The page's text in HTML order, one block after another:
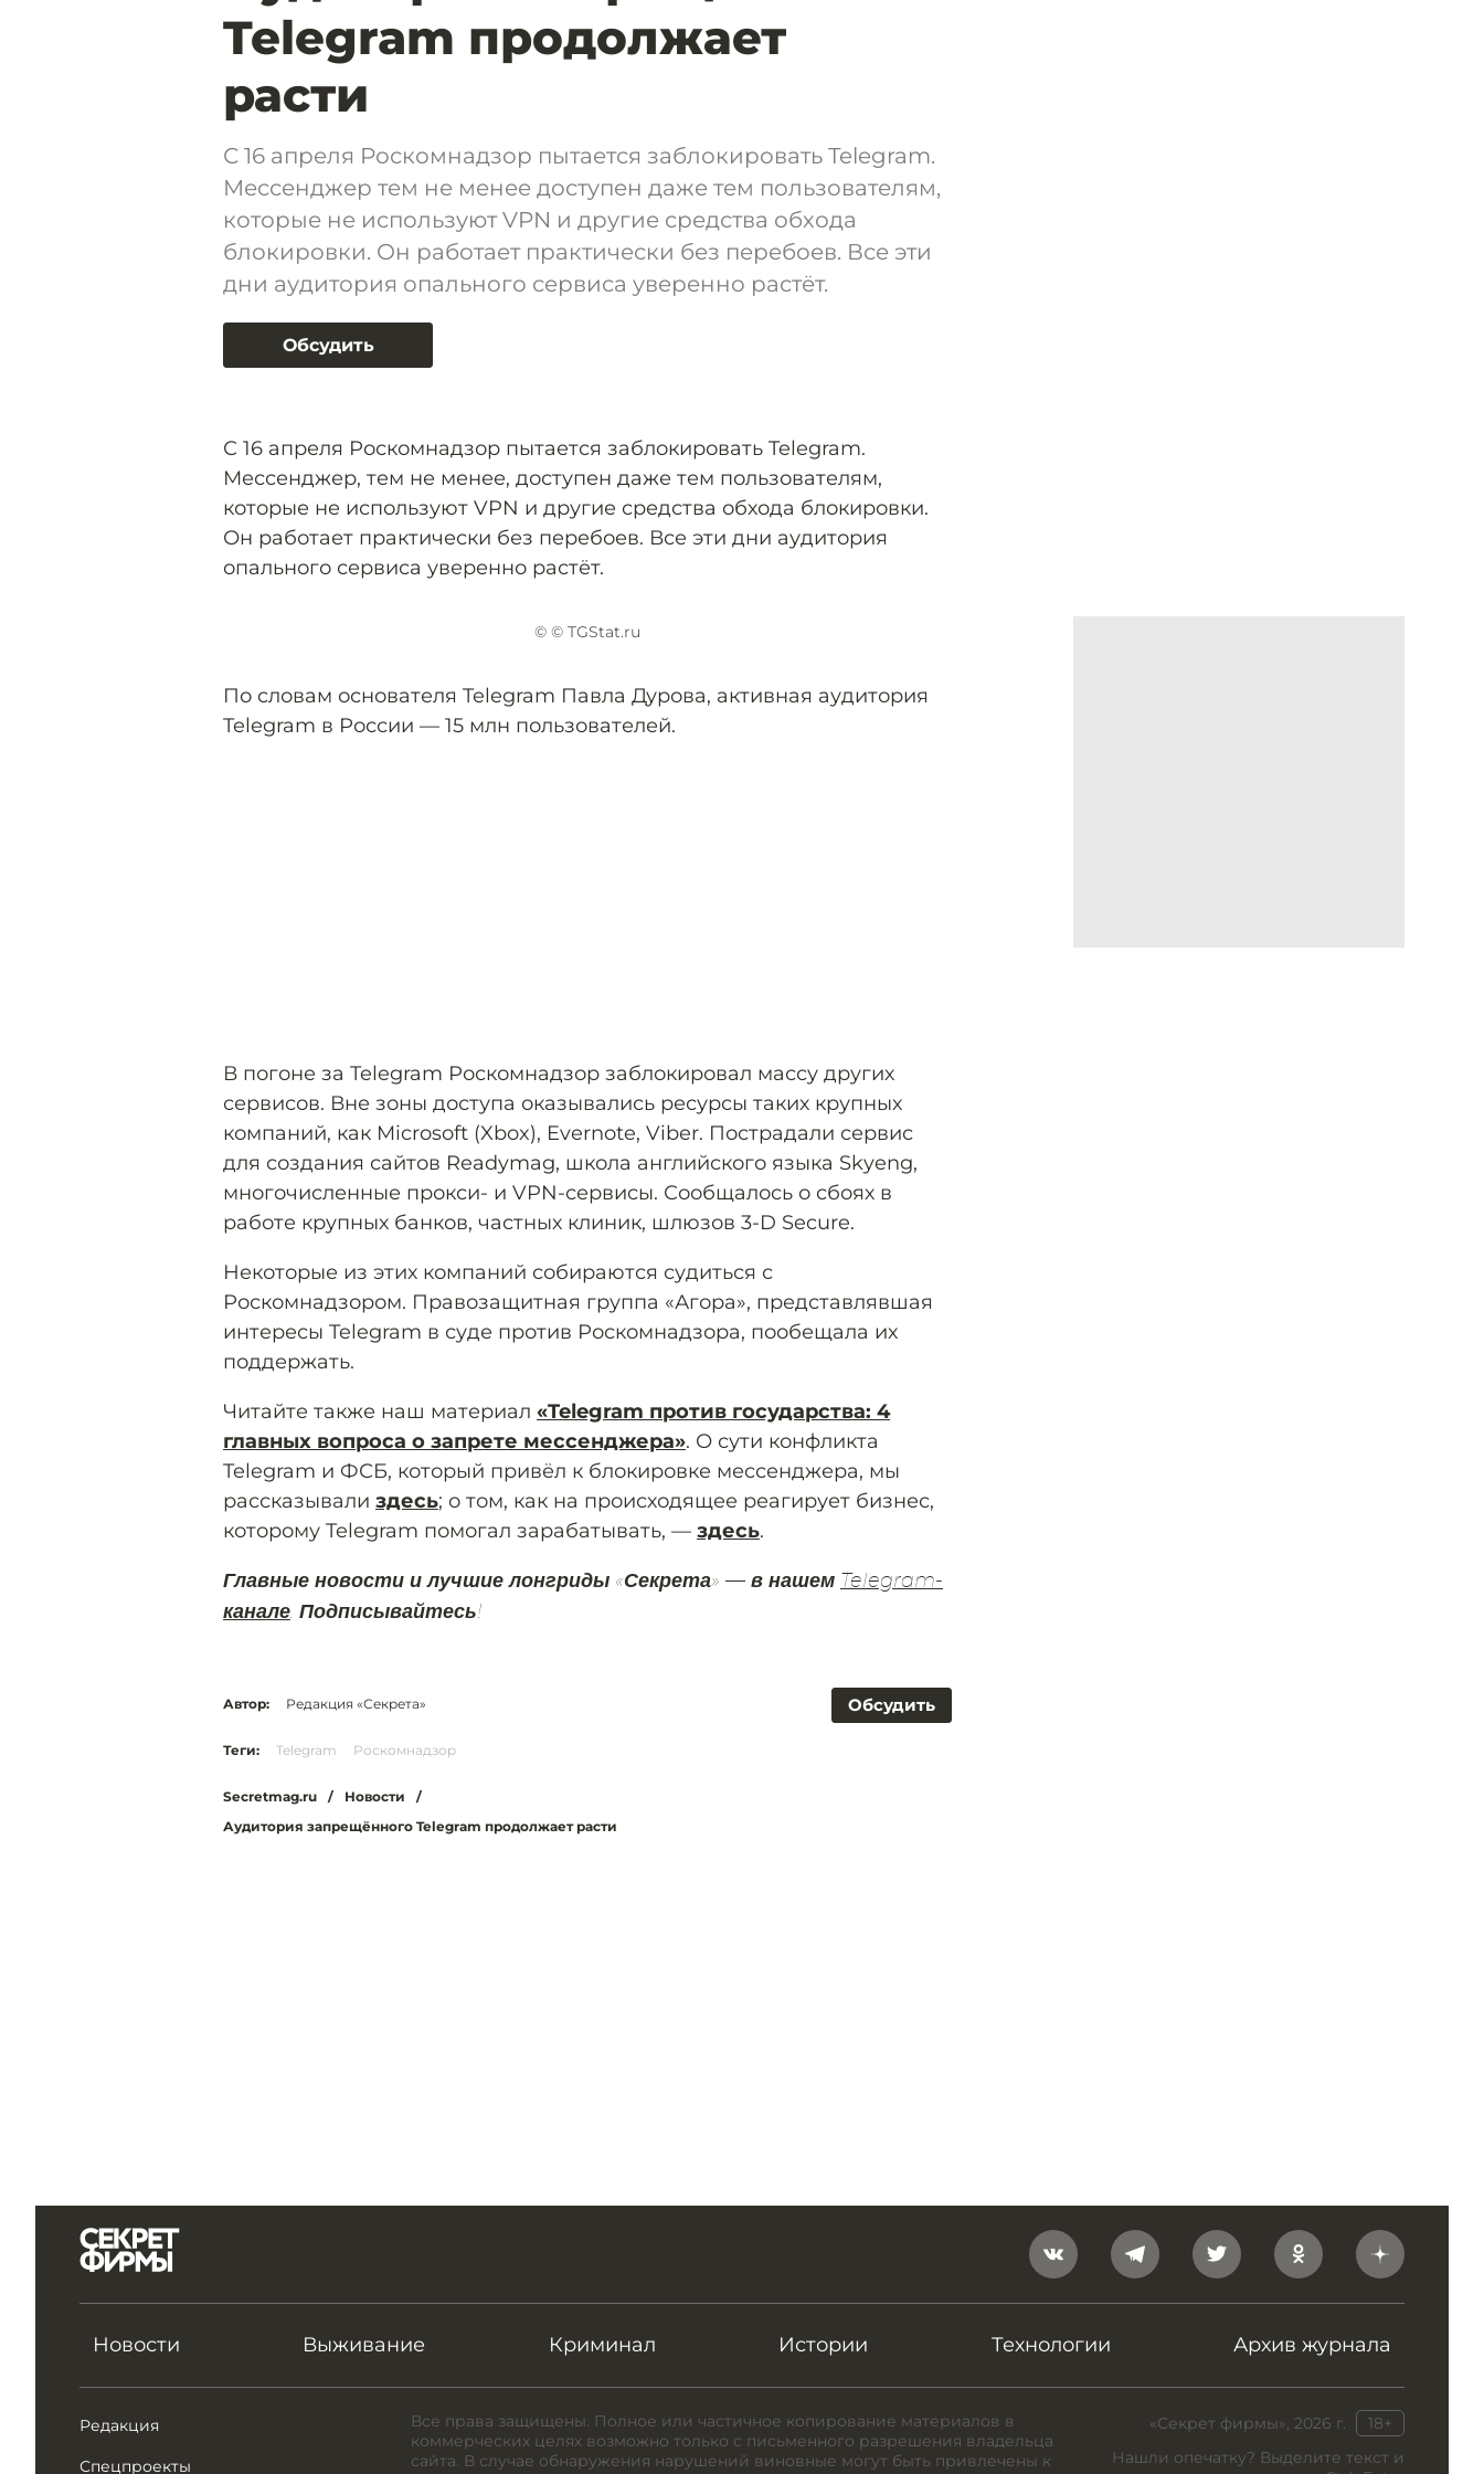
Telegram продолжает
расти
С 16 апреля Роскомнадзор пытается заблокировать Telegram.
Мессенджер тем не менее доступен даже тем пользователям,
которые не используют VPN и другие средства обхода
блокировки. Он работает практически без перебоев. Все эти
дни аудитория опального сервиса уверенно растёт.
Обсудить
С 16 апреля Роскомнадзор пытается заблокировать Telegram.
Мессенджер, тем не менее, доступен даже тем пользователям,
которые не используют VPN и другие средства обхода блокировки.
Он работает практически без перебоев. Все эти дни аудитория
опального сервиса уверенно растёт.
© © TGStat.ru
По словам основателя Telegram Павла Дурова, активная аудитория
Telegram в России — 15 млн пользователей.
В погоне за Telegram Роскомнадзор заблокировал массу других
сервисов. Вне зоны доступа оказывались ресурсы таких крупных
компаний, как Microsoft (Xbox), Evernote, Viber. Пострадали сервис
для создания сайтов Readymag, школа английского языка Skyeng,
многочисленные прокси- и VPN-сервисы. Сообщалось о сбоях в
работе крупных банков, частных клиник, шлюзов 3-D Secure.
Некоторые из этих компаний собираются судиться с
Роскомнадзором. Правозащитная группа «Агора», представлявшая
интересы Telegram в суде против Роскомнадзора, пообещала их
поддержать.
Читайте также наш материал «Telegram против государства: 4
главных вопроса о запрете мессенджера». О сути конфликта
Telegram и ФСБ, который привёл к блокировке мессенджера, мы
рассказывали здесь; о том, как на происходящее реагирует бизнес,
которому Telegram помогал зарабатывать, — здесь.
Главные новости и лучшие лонгриды «Секрета» — в нашем Telegram-
канале. Подписывайтесь!
Обсудить
Автор: Редакция «Секрета»
Теги: Telegram Роскомнадзор
Secretmag.ru / Новости
/
Аудитория запрещённого Telegram продолжает расти
Новости Выживание Криминал Истории Технологии Архив журнала
Редакция
Спецпроекты
«Секрет фирмы», 2026 г.
18+
Нашли опечатку? Выделите текст и
Все права защищены. Полное или частичное копирование материалов в
коммерческих целях возможно только с письменного разрешения владельца
сайта. В случае обнаружения нарушений виновные могут быть привлечены к